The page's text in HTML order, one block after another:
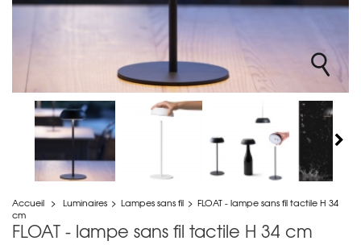
Accueil > Luminaires > Lampes sans fil > FLOAT - lampe sans fil tactile H 34
cm
FLOAT - lampe sans fil tactile H 34 cm